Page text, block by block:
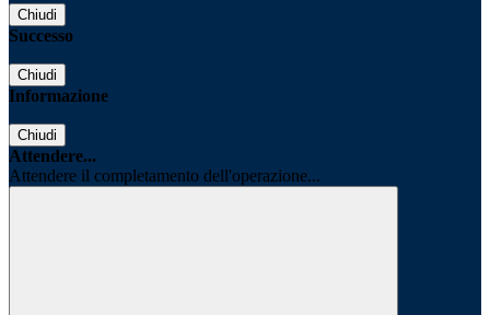
Chiudi
Successo
Chiudi
Informazione
Chiudi
Attendere...
Attendere il completamento dell'operazione...